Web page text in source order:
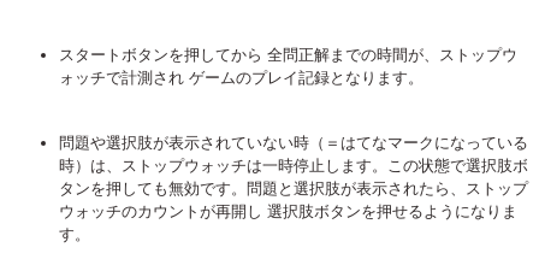
スタートボタンを押してから 全問正解までの時間が、ストップウ
ォッチで計測され ゲームのプレイ記録となります。
問題や選択肢が表示されていない時（＝はてなマークになっている
時）は、ストップウォッチは一時停止します。この状態で選択肢ボ
タンを押しても無効です。問題と選択肢が表示されたら、ストップ
ウォッチのカウントが再開し 選択肢ボタンを押せるようになりま
す。